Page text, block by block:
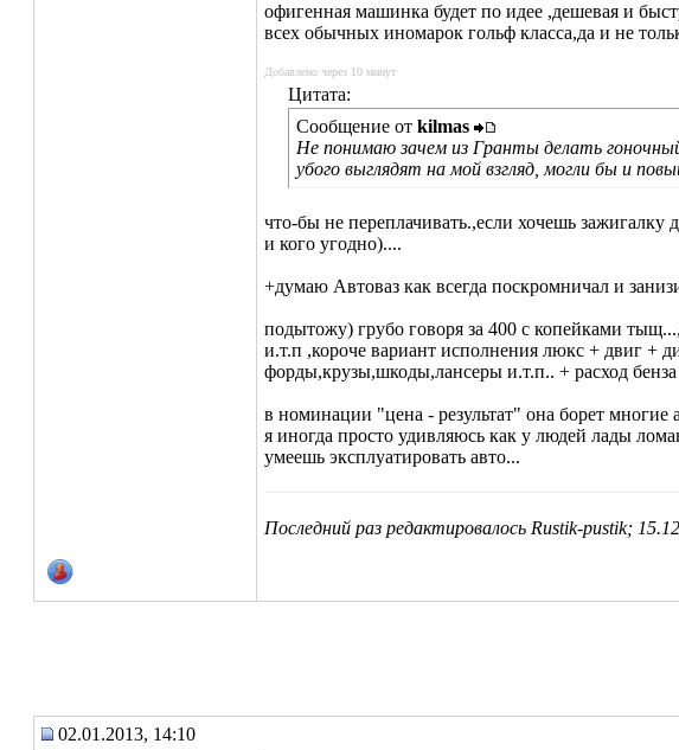
офигенная машинка будет по идее ,дешевая и
всех обычных иномарок гольф класса,да и не
Добавлено через 10 минут
Цитата:
Сообщение от kilmas
Не понимаю зачем из Гранты делать
убого выглядят на мой взгляд, могли бы и
что-бы не переплачивать.,если хочешь
и кого угодно)....
+думаю Автоваз как всегда поскромничал и
подытожу) грубо говоря за 400 с копейками
и.т.п ,короче вариант исполнения люкс + двиг +
форды,крузы,шкоды,лансеры и.т.п.. + расход
в номинации "цена - результат" она борет многие
я иногда просто удивляюсь как у людей лады
умеешь эксплуатировать авто...
Последний раз редактировалось Rustik-pustik;
02.01.2013, 14:10